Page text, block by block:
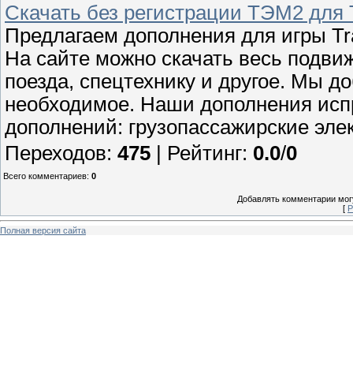
Скачать без регистрации ТЭМ2
Предлагаем дополнения для игры
На сайте можно скачать весь
поезда, спецтехнику и другое. Мы
необходимое. Наши дополнения
дополнений: грузопассажирские
Переходов: 475 | Рейтинг: 0.0/0
Всего комментариев: 0
Добавлять комментарии
[
Полная версия сайта